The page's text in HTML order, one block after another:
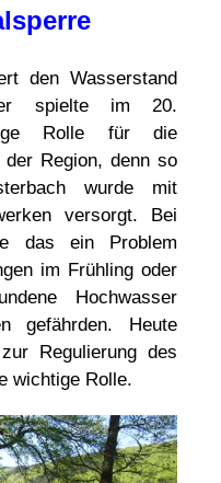
den Wasserstand
spielte im 20.
Rolle für die
Region, denn so
wurde mit
versorgt. Bei
das ein Problem
im Frühling oder
Hochwasser
gefährden. Heute
Regulierung des
wichtige Rolle.